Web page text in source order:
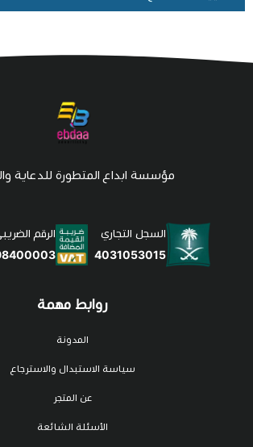
روابط مهمة
المدونة
سياسة الاستبدال والاسترجاع
عن المتجر
الأسئلة الشائعة
مؤسسة ابداع المتطورة للدعاية
السجل التجاري
4031053015
الرقم